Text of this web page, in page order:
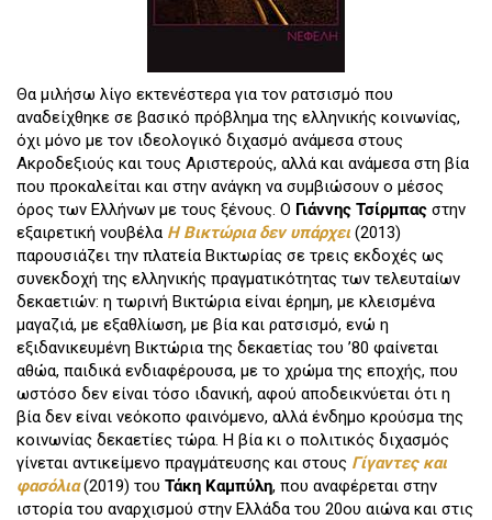
Θα μιλήσω λίγο εκτενέστερα για τον ρατσισμό που
αναδείχθηκε σε βασικό πρόβλημα της ελληνικής κοινωνίας,
όχι μόνο με τον ιδεολογικό διχασμό ανάμεσα στους
Ακροδεξιούς και τους Αριστερούς, αλλά και ανάμεσα στη βία
που προκαλείται και στην ανάγκη να συμβιώσουν ο μέσος
όρος των Ελλήνων με τους ξένους. Ο Γιάννης Τσίρμπας στην
εξαιρετική νουβέλα Η Βικτώρια δεν υπάρχει (2013)
παρουσιάζει την πλατεία Βικτωρίας σε τρεις εκδοχές ως
συνεκδοχή της ελληνικής πραγματικότητας των τελευταίων
δεκαετιών: η τωρινή Βικτώρια είναι έρημη, με κλεισμένα
μαγαζιά, με εξαθλίωση, με βία και ρατσισμό, ενώ η
εξιδανικευμένη Βικτώρια της δεκαετίας του ’80 φαίνεται
αθώα, παιδικά ενδιαφέρουσα, με το χρώμα της εποχής, που
ωστόσο δεν είναι τόσο ιδανική, αφού αποδεικνύεται ότι η
βία δεν είναι νεόκοπο φαινόμενο, αλλά ένδημο κρούσμα της
κοινωνίας δεκαετίες τώρα. Η βία κι ο πολιτικός διχασμός
γίνεται αντικείμενο πραγμάτευσης και στους Γίγαντες και
φασόλια(2019) του Τάκη Καμπύλη, που αναφέρεται στην
ιστορία του αναρχισμού στην Ελλάδα του 20ου αιώνα και στις